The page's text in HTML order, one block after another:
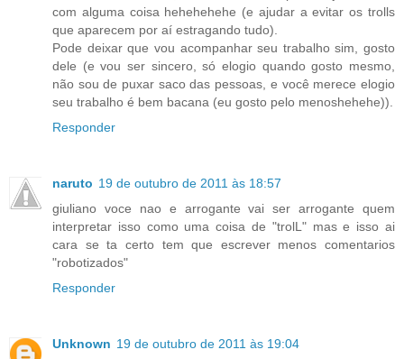
com alguma coisa hehehehehe (e ajudar a evitar os trolls
que aparecem por aí estragando tudo).
Pode deixar que vou acompanhar seu trabalho sim, gosto
dele (e vou ser sincero, só elogio quando gosto mesmo,
não sou de puxar saco das pessoas, e você merece elogio
seu trabalho é bem bacana (eu gosto pelo menoshehehe)).
Responder
naruto 19 de outubro de 2011 às 18:57
giuliano voce nao e arrogante vai ser arrogante quem
interpretar isso como uma coisa de "trolL" mas e isso ai
cara se ta certo tem que escrever menos comentarios
"robotizados"
Responder
Unknown 19 de outubro de 2011 às 19:04